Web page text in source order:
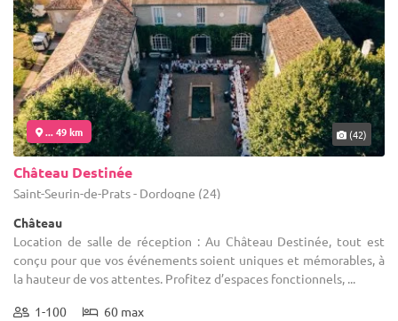
... 49 km (42)
Château Destinée
Saint-Seurin-de-Prats - Dordogne (24)
Château
Location de salle de réception : Au Château Destinée, tout est
conçu pour que vos événements soient uniques et mémorables, à
la hauteur de vos attentes. Profitez d’espaces fonctionnels, ...
1-100 60 max